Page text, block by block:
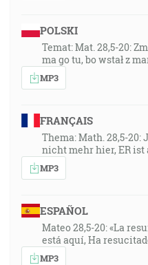
POLSKI
Temat: Mat. 28,5-20:
ma go tu, bo wstał z
MP3
FRANÇAIS
Thema: Math. 28,5-20:
nicht mehr hier, ER
MP3
ESPAÑOL
Mateo 28,5-20: «La
está aquí, Ha
MP3